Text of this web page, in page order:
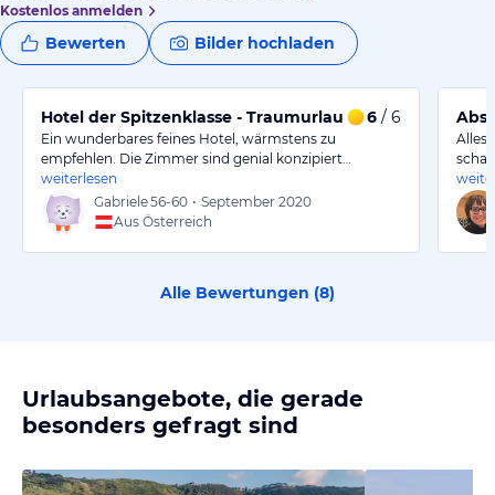
Kostenlos anmelden
Bewerten Bilder hochladen
Hotel der Spitzenklasse - Traumurlaub 6 / 6
Ein wunderbares feines Hotel, wärmstens zu
empfehlen. Die Zimmer sind genial konzipiert…
weiterlesen
Gabriele56-60 • September 2020
Aus Österreich
Alles
Alle Bewertungen (8)
Urlaubsangebote, die gerade
besonders gefragt sind